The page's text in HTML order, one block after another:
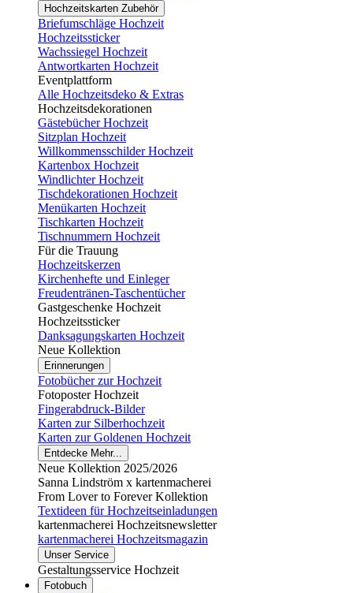
Hochzeitskarten Zubehör
Briefumschläge Hochzeit
Hochzeitssticker
Wachssiegel Hochzeit
Antwortkarten Hochzeit
Eventplattform
Alle Hochzeitsdeko & Extras
Hochzeitsdekorationen
Gästebücher Hochzeit
Sitzplan Hochzeit
Willkommensschilder Hochzeit
Kartenbox Hochzeit
Windlichter Hochzeit
Tischdekorationen Hochzeit
Menükarten Hochzeit
Tischkarten Hochzeit
Tischnummern Hochzeit
Für die Trauung
Hochzeitskerzen
Kirchenhefte und Einleger
Freudentränen-Taschentücher
Gastgeschenke Hochzeit
Hochzeitssticker
Danksagungskarten Hochzeit
Neue Kollektion
Erinnerungen
Fotobücher zur Hochzeit
Fotoposter Hochzeit
Fingerabdruck-Bilder
Karten zur Silberhochzeit
Karten zur Goldenen Hochzeit
Entdecke Mehr...
Neue Kollektion 2025/2026
Sanna Lindström x kartenmacherei
From Lover to Forever Kollektion
Textideen für Hochzeitseinladungen
kartenmacherei Hochzeitsnewsletter
kartenmacherei Hochzeitsmagazin
Unser Service
Gestaltungsservice Hochzeit
Fotobuch